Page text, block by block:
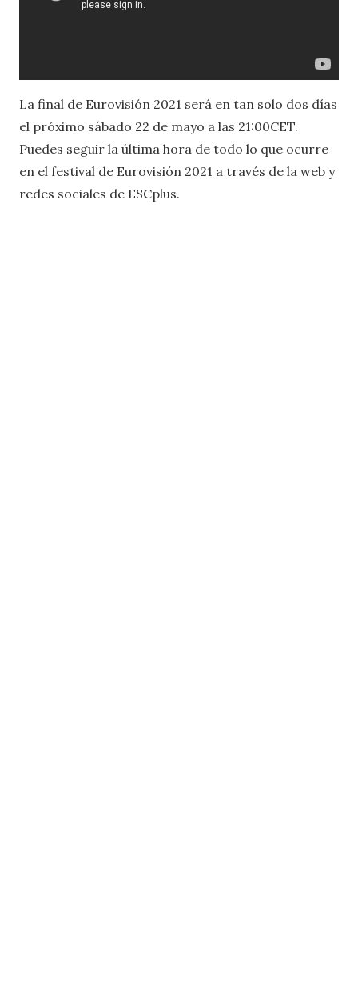
La final de Eurovisión 2021 será en tan solo dos días
el próximo sábado 22 de mayo a las 21:00CET.
Puedes seguir la última hora de todo lo que ocurre
en el festival de Eurovisión 2021 a través de la web y
redes sociales de ESCplus.